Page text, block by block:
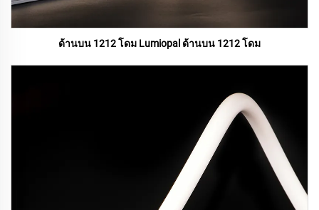
ด้านบน 1212 โดม Lumiopal ด้านบน 1212 โดม